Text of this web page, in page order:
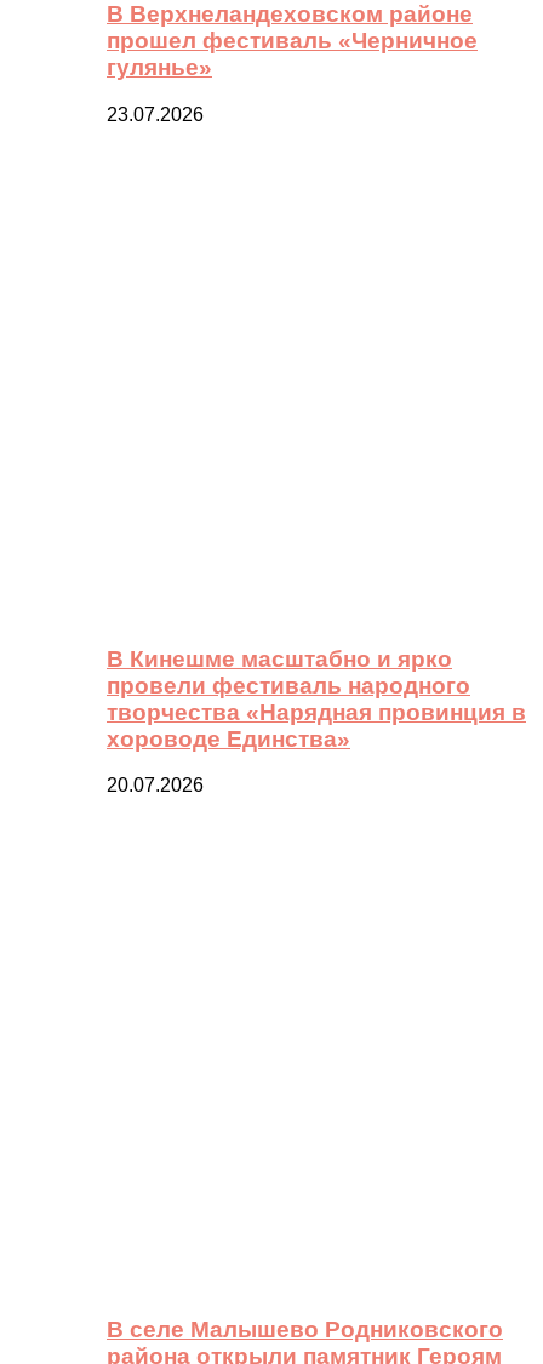
В Верхнеландеховском районе
прошел фестиваль «Черничное
гулянье»
23.07.2026
В Кинешме масштабно и ярко
провели фестиваль народного
творчества «Нарядная провинция в
хороводе Единства»
20.07.2026
В селе Малышево Родниковского
района открыли памятник Героям